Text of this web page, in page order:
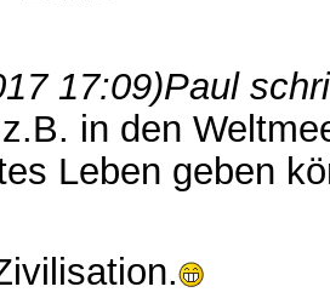
17:09)Paul
in den
Leben geben